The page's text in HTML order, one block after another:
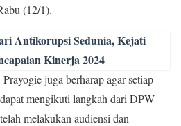
(12/1).
Antikorupsi Sedunia, Kejati
Kinerja 2024
juga berharap agar setiap
mengikuti langkah dari DPW
melakukan audiensi dan